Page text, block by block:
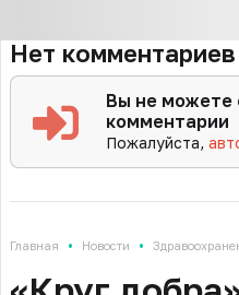
Нет комментариев
Вы не можете
комментарии
Пожалуйста,
Главная • Новости •